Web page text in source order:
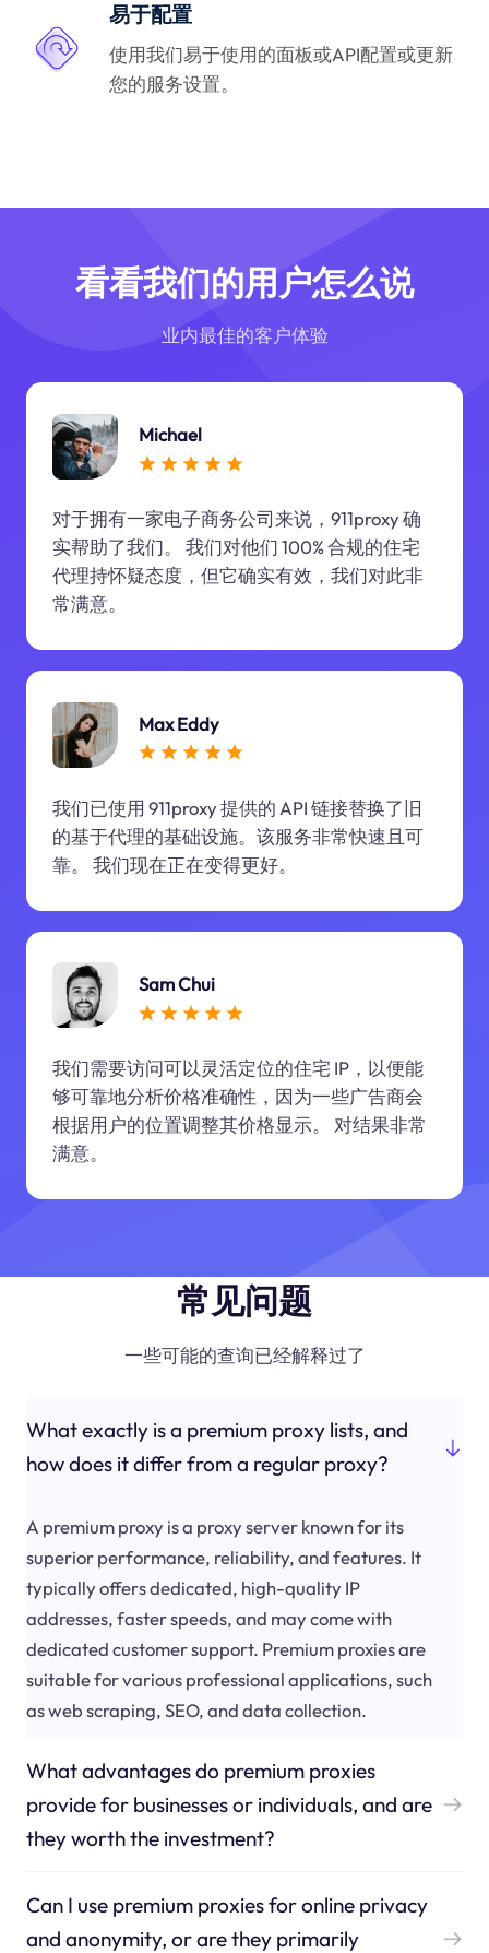
易于配置
使用我们易于使用的面板或API配置或更新
您的服务设置。
看看我们的用户怎么说
业内最佳的客户体验
Michael
对于拥有一家电子商务公司来说，911proxy 确
实帮助了我们。 我们对他们 100% 合规的住宅
代理持怀疑态度，但它确实有效，我们对此非
常满意。
Max Eddy
我们已使用 911proxy 提供的 API 链接替换了旧
的基于代理的基础设施。该服务非常快速且可
靠。 我们现在正在变得更好。
Sam Chui
我们需要访问可以灵活定位的住宅 IP，以便能
够可靠地分析价格准确性，因为一些广告商会
根据用户的位置调整其价格显示。 对结果非常
满意。
常见问题
一些可能的查询已经解释过了
What exactly is a premium proxy lists, and
how does it differ from a regular proxy?
A premium proxy is a proxy server known for its
superior performance, reliability, and features. It
typically offers dedicated, high-quality IP
addresses, faster speeds, and may come with
dedicated customer support. Premium proxies are
suitable for various professional applications, such
as web scraping, SEO, and data collection.
What advantages do premium proxies
provide for businesses or individuals, and are
they worth the investment?
Can I use premium proxies for online privacy
and anonymity, or are they primarily